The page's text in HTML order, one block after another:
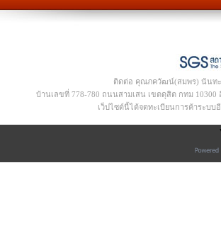
ติดต่อ คุณภควัฒน์(สมพร) นันทะจุ
บ้านเลขที่ 778-780 ถนนสามเสน เขตดุสิต กทม 10300 อี
เว็ปไซด์นี้ได้จดทะเบียนการค้าระบบ